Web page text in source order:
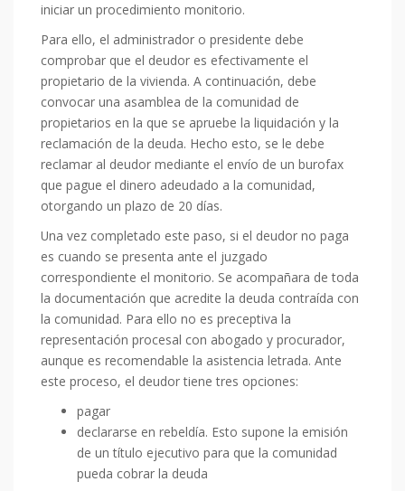
iniciar un procedimiento monitorio.
Para ello, el administrador o presidente debe
comprobar que el deudor es efectivamente el
propietario de la vivienda. A continuación, debe
convocar una asamblea de la comunidad de
propietarios en la que se apruebe la liquidación y la
reclamación de la deuda. Hecho esto, se le debe
reclamar al deudor mediante el envío de un burofax
que pague el dinero adeudado a la comunidad,
otorgando un plazo de 20 días.
Una vez completado este paso, si el deudor no paga
es cuando se presenta ante el juzgado
correspondiente el monitorio. Se acompañara de toda
la documentación que acredite la deuda contraída con
la comunidad. Para ello no es preceptiva la
representación procesal con abogado y procurador,
aunque es recomendable la asistencia letrada. Ante
este proceso, el deudor tiene tres opciones:
pagar
declararse en rebeldía. Esto supone la emisión
de un título ejecutivo para que la comunidad
pueda cobrar la deuda